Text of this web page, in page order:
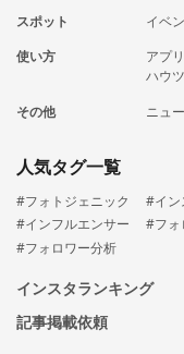
スポット
イベ
使い方
アプリ
ハウ
その他
ニュ
人気タグ一覧
#フォトジェニック #イン
#インフルエンサー
#フォ
#フォロワー分析
インスタランキング
記事掲載依頼